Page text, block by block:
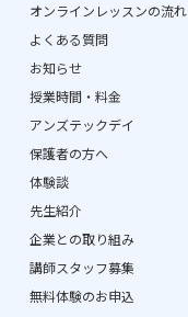
オンラインレッスンの流れ
よくある質問
お知らせ
授業時間・料金
アンズテックデイ
保護者の方へ
体験談
先生紹介
企業との取り組み
講師スタッフ募集
無料体験のお申込